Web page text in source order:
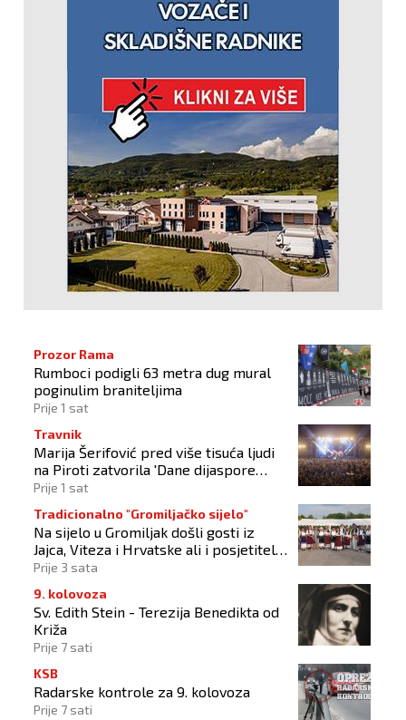
Prozor Rama
Rumboci podigli 63 metra dug mural
poginulim braniteljima
Prije 1 sat
Travnik
Marija Šerifović pred više tisuća ljudi
na Piroti zatvorila 'Dane dijaspore
2026'
Prije 1 sat
Tradicionalno "Gromiljačko sijelo"
Na sijelo u Gromiljak došli gosti iz
Jajca, Viteza i Hrvatske ali i posjetitelji
od Austrije do Australije
Prije 3 sata
9. kolovoza
Sv. Edith Stein - Terezija Benedikta od
Križa
Prije 7 sati
KSB
Radarske kontrole za 9. kolovoza
Prije 7 sati